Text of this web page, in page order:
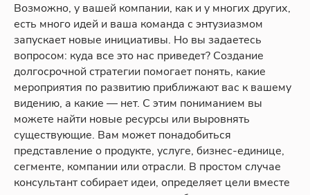
Возможно, у вашей компании, как и у многих других,
есть много идей и ваша команда с энтузиазмом
запускает новые инициативы. Но вы задаетесь
вопросом: куда все это нас приведет? Создание
долгосрочной стратегии помогает понять, какие
мероприятия по развитию приближают вас к вашему
видению, а какие — нет. С этим пониманием вы
можете найти новые ресурсы или выровнять
существующие. Вам может понадобиться
представление о продукте, услуге, бизнес-единице,
сегменте, компании или отрасли. В простом случае
консультант собирает идеи, определяет цели вместе